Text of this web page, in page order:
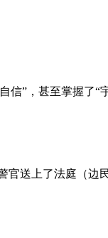
信”，甚至掌握了“
官送上了法庭（边